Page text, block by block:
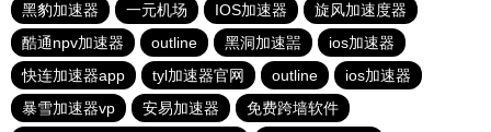
黑豹加速器
一元机场 IOS加速器
旋风加速度器
酷通npv加速器
outline 黑洞加速噐
ios加速器
快连加速器app
tyl加速器官网 outline
ios加速器
暴雪加速器vp
安易加速器 免费跨墙软件